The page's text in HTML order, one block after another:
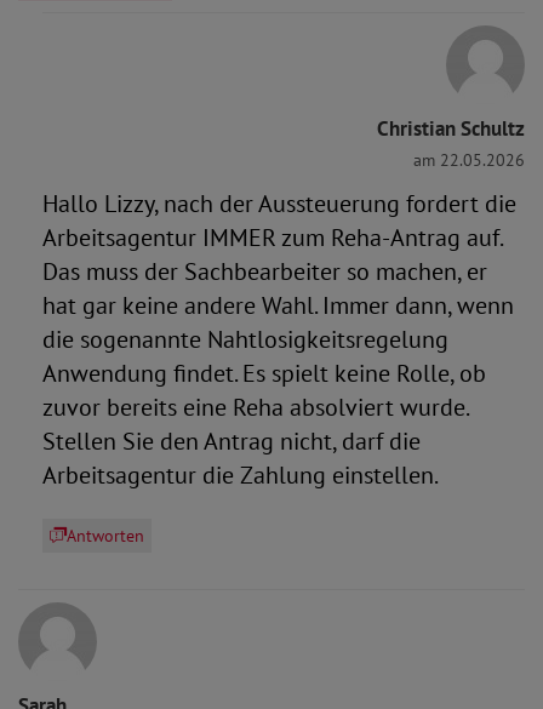
Christian Schultz
am 22.05.2026
Hallo Lizzy, nach der Aussteuerung fordert die
Arbeitsagentur IMMER zum Reha-Antrag auf.
Das muss der Sachbearbeiter so machen, er
hat gar keine andere Wahl. Immer dann, wenn
die sogenannte Nahtlosigkeitsregelung
Anwendung findet. Es spielt keine Rolle, ob
zuvor bereits eine Reha absolviert wurde.
Stellen Sie den Antrag nicht, darf die
Arbeitsagentur die Zahlung einstellen.
Antworten